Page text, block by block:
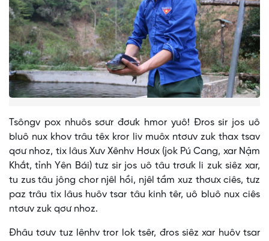
Tsôngv pox nhuôs sơưr đơưk hmor yuô! Đros sir jos uô
bluô nux khov trâu têx kror liv muôx ntơưv zuk thax tsav
qơư nhoz, tix lâus Xưv Xênhv Hơưx (jok Pú Cang, xar Nậm
Khắt, tỉnh Yên Bái) tưz sir jos uô tâu trơưk li zuk siêz xar,
tu zus tâu jông chor njêl hồi, njêl tầm xuz thơưx ciês, tưz
paz trâu tix lâus huôv tsar tâu kinh têr, uô bluô nux ciês
ntơưv zuk qơư nhoz.
Đhâu tơưv tuz lênhv tror lok tsêr, đros siêz xar huôv tsar